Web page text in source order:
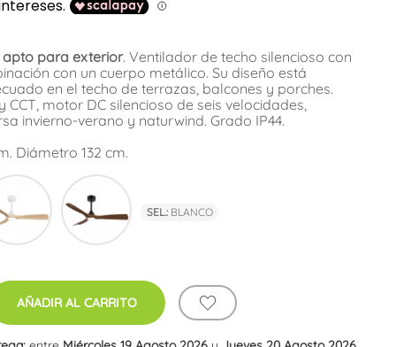
para exterior. Ventilador de techo silencioso con
con un cuerpo metálico. Su diseño está
en el techo de terrazas, balcones y porches.
CCT, motor DC silencioso de seis velocidades,
invierno-verano y naturwind. Grado IP44.
Diámetro 132 cm.
Haya
SEL.:BLANCO
AÑADIR AL CARRITO